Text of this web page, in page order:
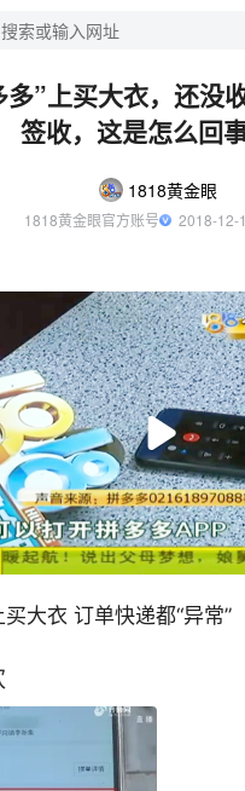
多”上买大衣，还没
签收，这是怎么回
1818黄金眼
1818黄金眼官方账号
2018-
买大衣 订单快递都“异常”